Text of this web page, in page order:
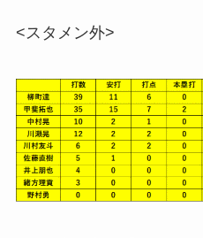
<スタメン外>